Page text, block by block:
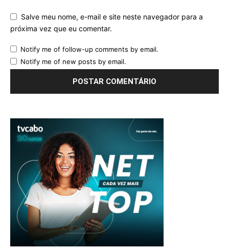
Salve meu nome, e-mail e site neste navegador para a
próxima vez que eu comentar.
Notify me of follow-up comments by email.
Notify me of new posts by email.